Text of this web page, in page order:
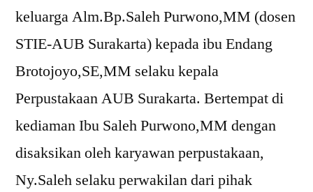
keluarga Alm.Bp.Saleh Purwono,MM (dosen
STIE-AUB Surakarta) kepada ibu Endang
Brotojoyo,SE,MM selaku kepala
Perpustakaan AUB Surakarta. Bertempat di
kediaman Ibu Saleh Purwono,MM dengan
disaksikan oleh karyawan perpustakaan,
Ny.Saleh selaku perwakilan dari pihak